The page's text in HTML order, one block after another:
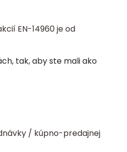
EN-14960 je od
tak, aby ste mali ako
/ kúpno-predajnej